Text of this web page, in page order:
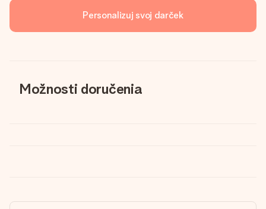
Personalizuj svoj darček
Možnosti doručenia